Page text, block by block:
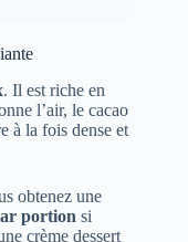
. Il est riche en
l’air, le cacao
à la fois dense et
obtenez une
portion si
crème dessert